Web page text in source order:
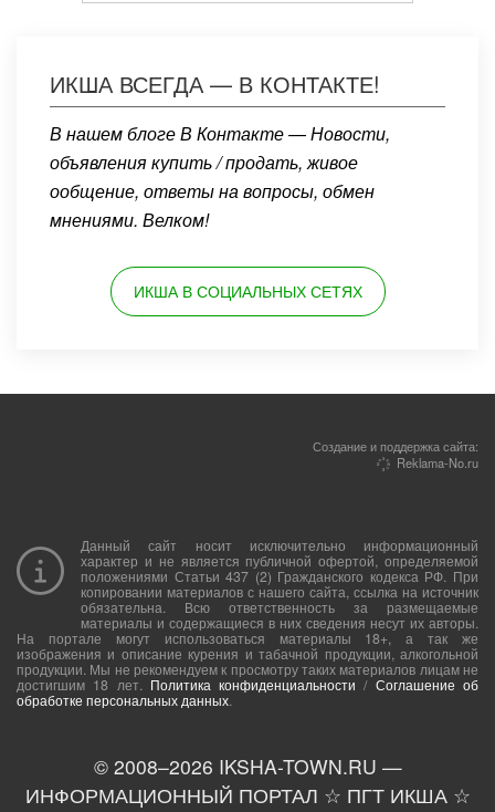
ИКША ВСЕГДА — В КОНТАКТЕ!
В нашем блоге В Контакте — Новости,
объявления купить / продать, живое
ообщение, ответы на вопросы, обмен
мнениями. Велком!
ИКША В СОЦИАЛЬНЫХ СЕТЯХ
Создание и поддержка сайта:
Reklama-No.ru
Данный сайт носит исключительно информационный
характер и не является публичной офертой, определяемой
положениями Статьи 437 (2) Гражданского кодекса РФ. При
копировании материалов с нашего сайта, ссылка на источник
обязательна. Всю ответственность за размещаемые
материалы и содержащиеся в них сведения несут их авторы.
На портале могут использоваться материалы 18+, а так же
изображения и описание курения и табачной продукции, алкогольной
продукции. Мы не рекомендуем к просмотру таких материалов лицам не
достигшим 18 лет. Политика конфиденциальности / Соглашение об
обработке персональных данных.
© 2008–2026 IKSHA-TOWN.RU —
ИНФОРМАЦИОННЫЙ ПОРТАЛ ☆ ПГТ ИКША ☆